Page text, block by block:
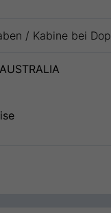
/ Kabine bei